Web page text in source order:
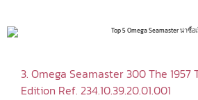
3. Omega Seamaster 300 The 1957
Edition Ref. 234.10.39.20.01.001